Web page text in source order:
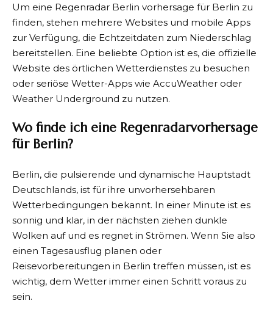
Um eine Regenradar Berlin vorhersage für Berlin zu
finden, stehen mehrere Websites und mobile Apps
zur Verfügung, die Echtzeitdaten zum Niederschlag
bereitstellen. Eine beliebte Option ist es, die offizielle
Website des örtlichen Wetterdienstes zu besuchen
oder seriöse Wetter-Apps wie AccuWeather oder
Weather Underground zu nutzen.
Wo finde ich eine Regenradarvorhersage
für Berlin?
Berlin, die pulsierende und dynamische Hauptstadt
Deutschlands, ist für ihre unvorhersehbaren
Wetterbedingungen bekannt. In einer Minute ist es
sonnig und klar, in der nächsten ziehen dunkle
Wolken auf und es regnet in Strömen. Wenn Sie also
einen Tagesausflug planen oder
Reisevorbereitungen in Berlin treffen müssen, ist es
wichtig, dem Wetter immer einen Schritt voraus zu
sein.